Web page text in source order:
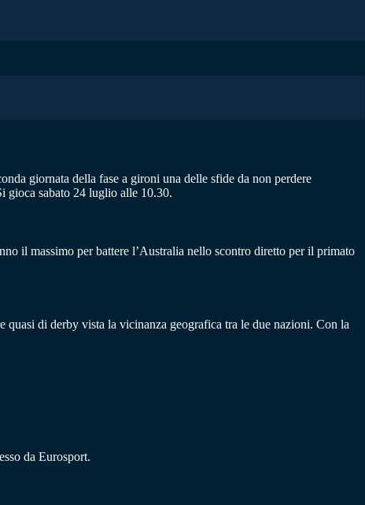
giornata della fase a gironi una delle sfide da non perdere
gioca sabato 24 luglio alle 10.30.
il massimo per battere l’Australia nello scontro diretto per il primato
quasi di derby vista la vicinanza geografica tra le due nazioni. Con la
da Eurosport.